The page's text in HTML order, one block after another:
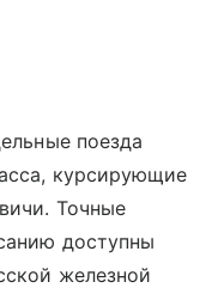
поезда
курсирующие
Точные
доступны
железной